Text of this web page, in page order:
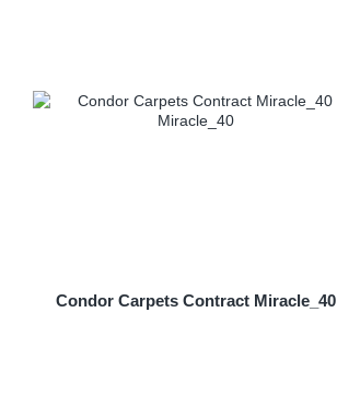
Condor Carpets Contract Miracle_40